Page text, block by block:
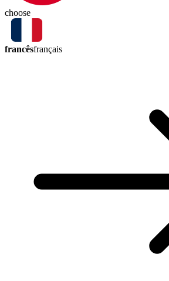
choose
francêsfrançais